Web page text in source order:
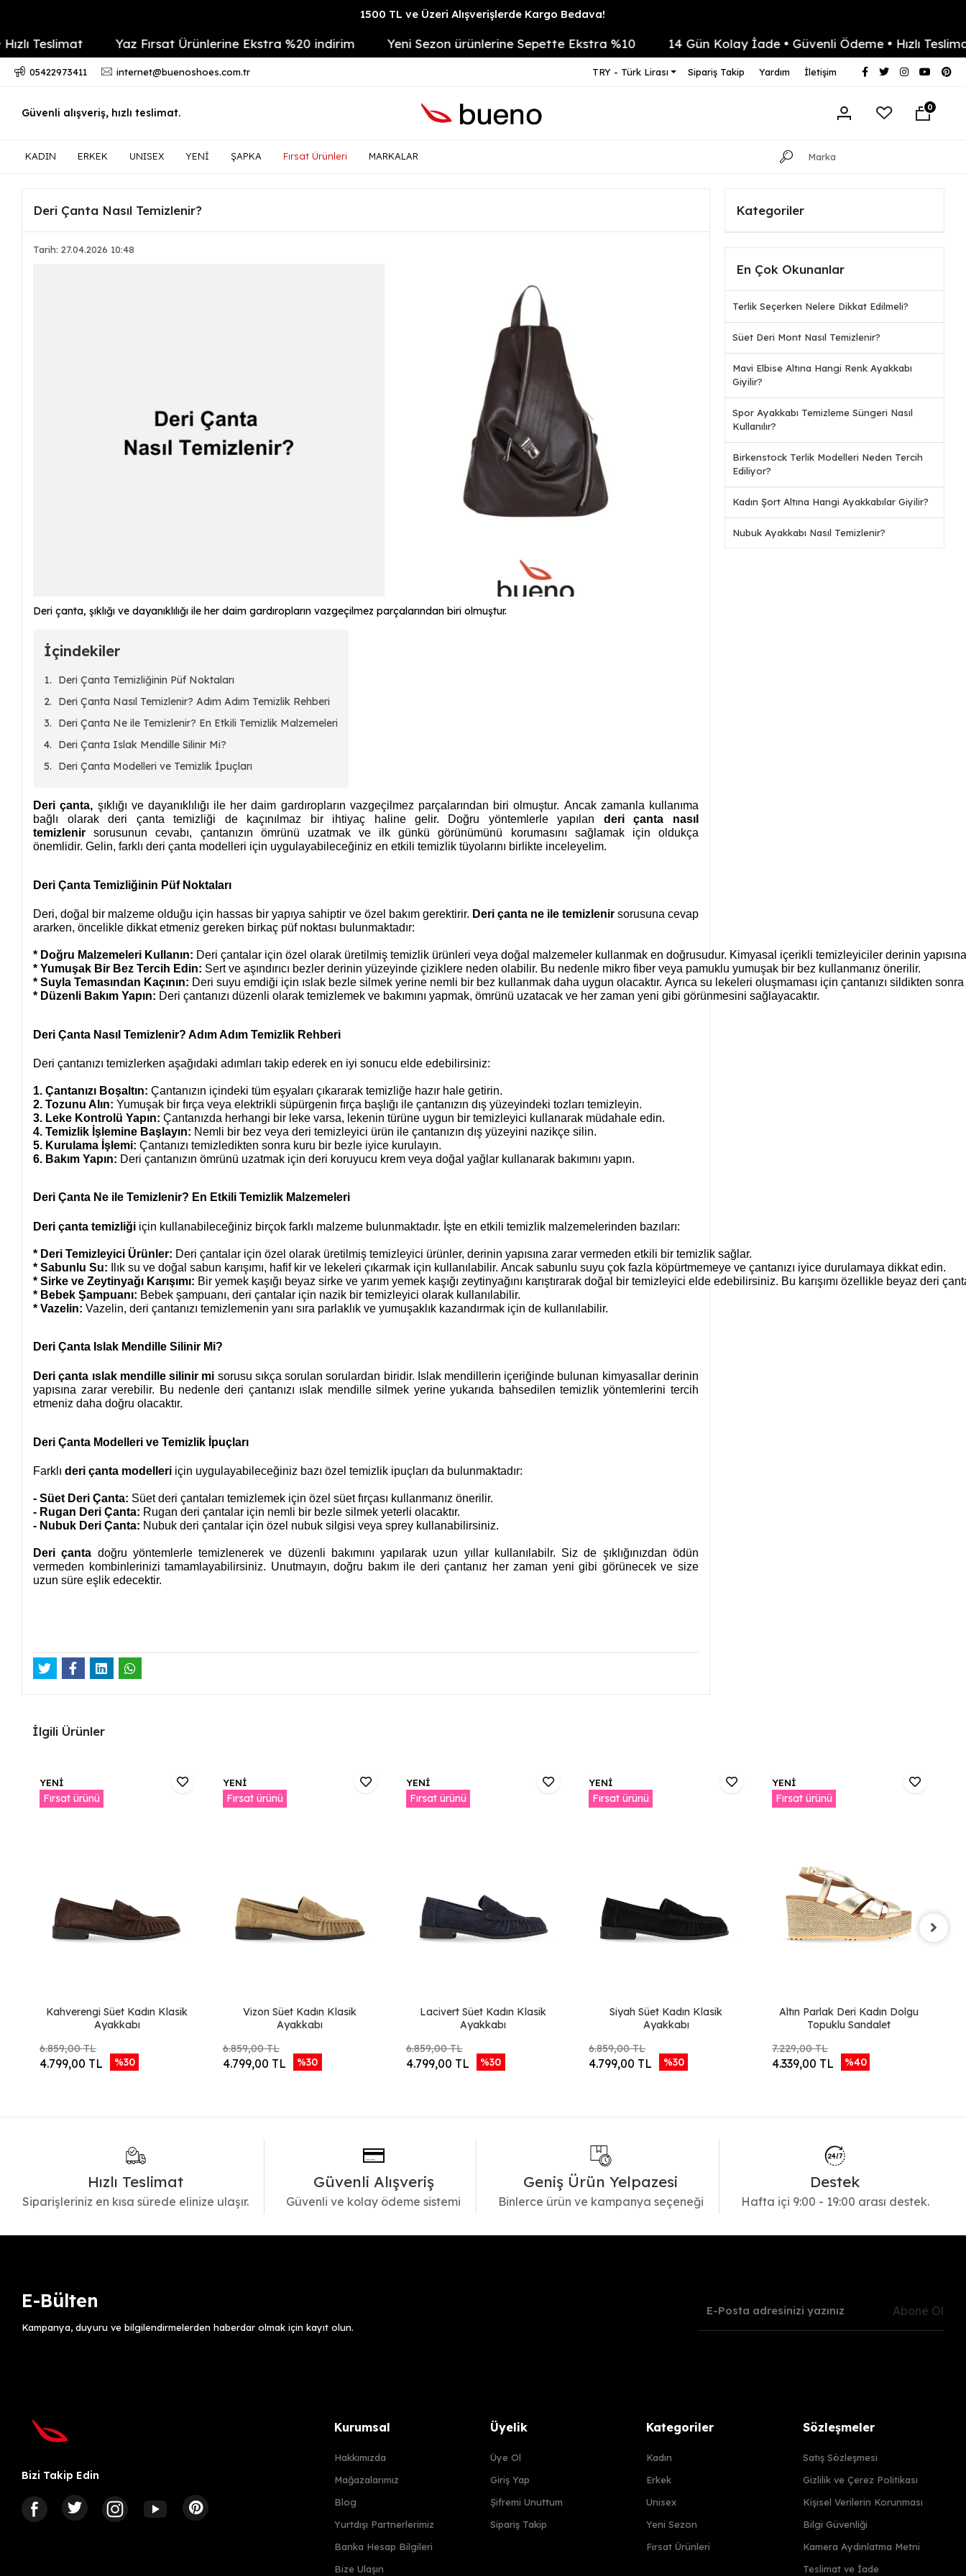
1500 TL ve Üzeri Alışverişlerde Kargo Bedava!
Yaz Fırsat Ürünlerine Ekstra %20 indirim Yeni Sezon ürünlerine Sepette Ekstra %10 14 Gün Kolay İade • Güvenli Ödeme • Hızlı Teslimat
05422973411 internet@buenoshoes.com.tr TRY - Türk Lirası Sipariş Takip Yardım İletişim
Güvenli alışveriş, hızlı teslimat. 0
KADIN ERKEK UNISEX YENİ ŞAPKA Fırsat Ürünleri MARKALAR
Deri Çanta Nasıl Temizlenir?
Tarih: 27.04.2026 10:48
Deri çanta, şıklığı ve dayanıklılığı ile her daim gardıropların vazgeçilmez parçalarından biri olmuştur.
İçindekiler
Deri Çanta Temizliğinin Püf Noktaları
Deri Çanta Nasıl Temizlenir? Adım Adım Temizlik Rehberi
Deri Çanta Ne ile Temizlenir? En Etkili Temizlik Malzemeleri
Deri Çanta Islak Mendille Silinir Mi?
Deri Çanta Modelleri ve Temizlik İpuçları
Deri çanta, şıklığı ve dayanıklılığı ile her daim gardıropların vazgeçilmez parçalarından biri olmuştur. Ancak zamanla kullanıma
bağlı olarak deri çanta temizliği de kaçınılmaz bir ihtiyaç haline gelir. Doğru yöntemlerle yapılan deri çanta nasıl
temizlenir sorusunun cevabı, çantanızın ömrünü uzatmak ve ilk günkü görünümünü korumasını sağlamak için oldukça
önemlidir. Gelin, farklı deri çanta modelleri için uygulayabileceğiniz en etkili temizlik tüyolarını birlikte inceleyelim.
Deri Çanta Temizliğinin Püf Noktaları
Deri, doğal bir malzeme olduğu için hassas bir yapıya sahiptir ve özel bakım gerektirir. Deri çanta ne ile temizlenir sorusuna cevap
ararken, öncelikle dikkat etmeniz gereken birkaç püf noktası bulunmaktadır:
* Doğru Malzemeleri Kullanın: Deri çantalar için özel olarak üretilmiş temizlik ürünleri veya doğal malzemeler kullanmak en doğrusudur. Kimyasal içerikli temizleyiciler derinin
* Yumuşak Bir Bez Tercih Edin: Sert ve aşındırıcı bezler derinin yüzeyinde çiziklere neden olabilir. Bu nedenle mikro fiber veya pamuklu yumuşak bir bez kullanmanız önerilir.
* Suyla Temasından Kaçının: Deri suyu emdiği için ıslak bezle silmek yerine nemli bir bez kullanmak daha uygun olacaktır. Ayrıca su lekeleri oluşmaması için çantanızı sildikten
* Düzenli Bakım Yapın: Deri çantanızı düzenli olarak temizlemek ve bakımını yapmak, ömrünü uzatacak ve her zaman yeni gibi görünmesini sağlayacaktır.
Deri Çanta Nasıl Temizlenir? Adım Adım Temizlik Rehberi
Deri çantanızı temizlerken aşağıdaki adımları takip ederek en iyi sonucu elde edebilirsiniz:
1. Çantanızı Boşaltın: Çantanızın içindeki tüm eşyaları çıkararak temizliğe hazır hale getirin.
2. Tozunu Alın: Yumuşak bir fırça veya elektrikli süpürgenin fırça başlığı ile çantanızın dış yüzeyindeki tozları temizleyin.
3. Leke Kontrolü Yapın: Çantanızda herhangi bir leke varsa, lekenin türüne uygun bir temizleyici kullanarak müdahale edin.
4. Temizlik İşlemine Başlayın: Nemli bir bez veya deri temizleyici ürün ile çantanızın dış yüzeyini nazikçe silin.
5. Kurulama İşlemi: Çantanızı temizledikten sonra kuru bir bezle iyice kurulayın.
6. Bakım Yapın: Deri çantanızın ömrünü uzatmak için deri koruyucu krem veya doğal yağlar kullanarak bakımını yapın.
Deri Çanta Ne ile Temizlenir? En Etkili Temizlik Malzemeleri
Deri çanta temizliği için kullanabileceğiniz birçok farklı malzeme bulunmaktadır. İşte en etkili temizlik malzemelerinden bazıları:
* Deri Temizleyici Ürünler: Deri çantalar için özel olarak üretilmiş temizleyici ürünler, derinin yapısına zarar vermeden etkili bir temizlik sağlar.
* Sabunlu Su: Ilık su ve doğal sabun karışımı, hafif kir ve lekeleri çıkarmak için kullanılabilir. Ancak sabunlu suyu çok fazla köpürtmemeye ve çantanızı iyice durulamaya dikkat edin.
* Sirke ve Zeytinyağı Karışımı: Bir yemek kaşığı beyaz sirke ve yarım yemek kaşığı zeytinyağını karıştırarak doğal bir temizleyici elde edebilirsiniz. Bu karışımı özellikle beyaz deri
* Bebek Şampuanı: Bebek şampuanı, deri çantalar için nazik bir temizleyici olarak kullanılabilir.
* Vazelin: Vazelin, deri çantanızı temizlemenin yanı sıra parlaklık ve yumuşaklık kazandırmak için de kullanılabilir.
Deri Çanta Islak Mendille Silinir Mi?
Deri çanta ıslak mendille silinir mi sorusu sıkça sorulan sorulardan biridir. Islak mendillerin içeriğinde bulunan kimyasallar derinin
yapısına zarar verebilir. Bu nedenle deri çantanızı ıslak mendille silmek yerine yukarıda bahsedilen temizlik yöntemlerini tercih
etmeniz daha doğru olacaktır.
Deri Çanta Modelleri ve Temizlik İpuçları
Farklıderi çanta modelleri için uygulayabileceğiniz bazı özel temizlik ipuçları da bulunmaktadır:
- Süet Deri Çanta: Süet deri çantaları temizlemek için özel süet fırçası kullanmanız önerilir.
- Rugan Deri Çanta: Rugan deri çantalar için nemli bir bezle silmek yeterli olacaktır.
- Nubuk Deri Çanta: Nubuk deri çantalar için özel nubuk silgisi veya sprey kullanabilirsiniz.
Deri çanta doğru yöntemlerle temizlenerek ve düzenli bakımını yapılarak uzun yıllar kullanılabilr. Siz de şıklığınızdan ödün
vermeden kombinlerinizi tamamlayabilirsiniz. Unutmayın, doğru bakım ile deri çantanız her zaman yeni gibi görünecek ve size
uzun süre eşlik edecektir.
Kategoriler
En Çok Okunanlar
Terlik Seçerken Nelere Dikkat Edilmeli?
Süet Deri Mont Nasıl Temizlenir?
Mavi Elbise Altına Hangi Renk Ayakkabı
Giyilir?
Spor Ayakkabı Temizleme Süngeri Nasıl
Kullanılır?
Birkenstock Terlik Modelleri Neden Tercih
Ediliyor?
Kadın Şort Altına Hangi Ayakkabılar Giyilir?
Nubuk Ayakkabı Nasıl Temizlenir?
İlgili Ürünler
YENİ
Fırsat ürünü
Kahverengi Süet Kadın Klasik
Ayakkabı
6.859,00 TL
4.799,00 TL %30
YENİ
Fırsat ürünü
Vizon Süet Kadın Klasik
Ayakkabı
6.859,00 TL
4.799,00 TL %30
YENİ
Fırsat ürünü
Lacivert Süet Kadın Klasik
Ayakkabı
6.859,00 TL
4.799,00 TL %30
YENİ
Fırsat ürünü
Siyah Süet Kadın Klasik
Ayakkabı
6.859,00 TL
4.799,00 TL %30
YENİ
Fırsat ürünü
Altın Parlak Deri Kadın Dolgu
Topuklu Sandalet
7.229,00 TL
4.339,00 TL %40
Hızlı Teslimat
Siparişleriniz en kısa sürede elinize ulaşır.
Güvenli Alışveriş
Güvenli ve kolay ödeme sistemi
Geniş Ürün Yelpazesi
Binlerce ürün ve kampanya seçeneği
Destek
Hafta içi 9:00 - 19:00 arası destek.
E-Bülten
Kampanya, duyuru ve bilgilendirmelerden haberdar olmak için kayıt olun.
Abone Ol
Bizi Takip Edin
Kurumsal
Hakkımızda
Mağazalarımız
Blog
Yurtdışı Partnerlerimiz
Banka Hesap Bilgileri
Bize Ulaşın
Üyelik
Üye Ol
Giriş Yap
Şifremi Unuttum
Sipariş Takip
Kategoriler
Kadın
Erkek
Unisex
Yeni Sezon
Fırsat Ürünleri
Sözleşmeler
Satış Sözleşmesi
Gizlilik ve Çerez Politikası
Kişisel Verilerin Korunması
Bilgi Güvenliği
Kamera Aydınlatma Metni
Teslimat ve İade